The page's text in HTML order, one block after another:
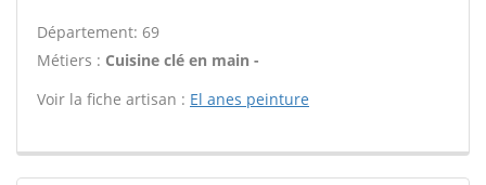
Département: 69
Métiers : Cuisine clé en main -
Voir la fiche artisan : El anes peinture